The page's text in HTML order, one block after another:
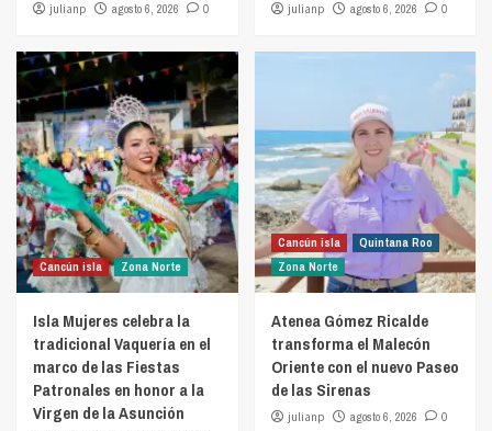
julianp agosto 6, 2026 0 julianp agosto 6, 2026 0
Cancún isla Zona Norte
Isla Mujeres celebra la
tradicional Vaquería en el
marco de las Fiestas
Patronales en honor a la
Virgen de la Asunción
Cancún isla
Quintana Roo
Zona Norte
Atenea Gómez Ricalde
transforma el Malecón
Oriente con el nuevo Paseo
de las Sirenas
julianp agosto 6, 2026 0